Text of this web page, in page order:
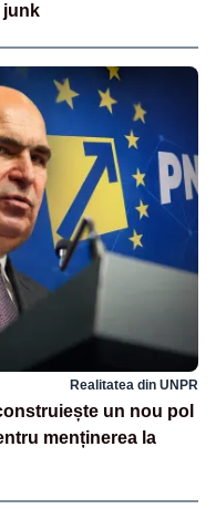
junk
Realitatea din UNPR
un nou pol
menținerea la